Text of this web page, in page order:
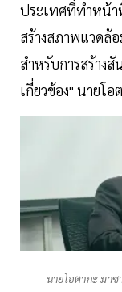
ประเทศที่ทำหน้า
สร้างสภาพแวดล้
สำหรับการสร้าง
เกี่ยวข้อง" นายโอ
นายโอตากะ มา